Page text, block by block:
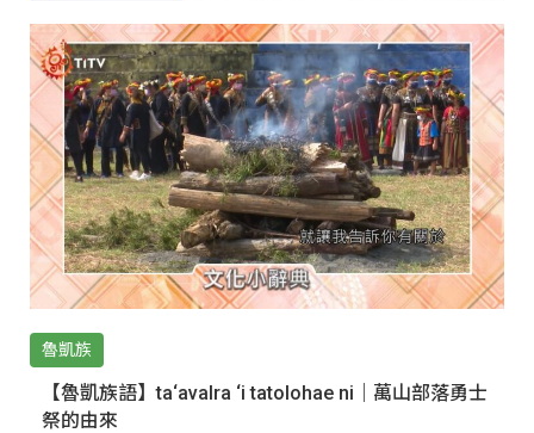
魯凱族
【魯凱族語】ta‘avalra ‘i tatolohae ni｜萬山部落勇士
祭的由來